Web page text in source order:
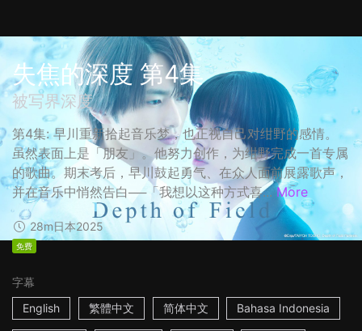
失焦的深度 第4集
被写界深度
第4集: 早川重新拾起音乐梦，也正视自己对绀野的感情。
虽然表面上是「朋友」。他努力创作，为绀野完成一首专属
的歌曲。期末考后，早川鼓起勇气、在众人面前展露歌声，
并在音乐中悄然告白──「我想以这种方式喜... More
28m日本2025
免费
字幕
English
繁體中文 简体中文 Bahasa Indonesia